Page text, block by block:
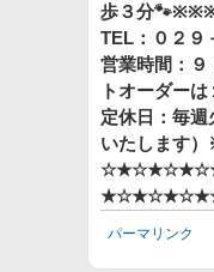
歩３分
TEL：０２９
営業時間：９
トオーダーは
定休日：毎
いたします
パーマリンク